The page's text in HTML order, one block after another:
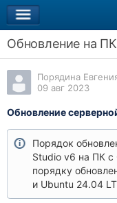
Обновление на
Порядина
09 авг 2023
Обновление
Порядок
Studio v6 на ПК с
порядку
и Ubuntu 24.04